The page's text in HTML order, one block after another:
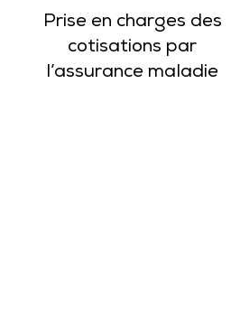
Prise en charges des
cotisations par
l’assurance maladie